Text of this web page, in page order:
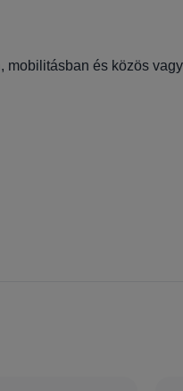
és közös